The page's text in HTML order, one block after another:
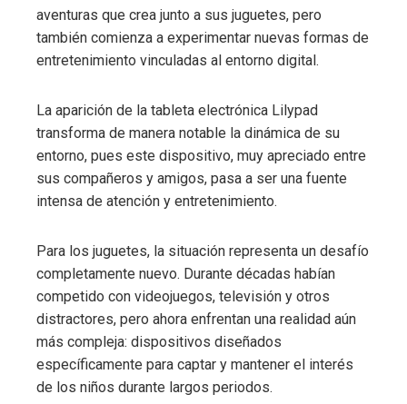
aventuras que crea junto a sus juguetes, pero
también comienza a experimentar nuevas formas de
entretenimiento vinculadas al entorno digital.
La aparición de la tableta electrónica Lilypad
transforma de manera notable la dinámica de su
entorno, pues este dispositivo, muy apreciado entre
sus compañeros y amigos, pasa a ser una fuente
intensa de atención y entretenimiento.
Para los juguetes, la situación representa un desafío
completamente nuevo. Durante décadas habían
competido con videojuegos, televisión y otros
distractores, pero ahora enfrentan una realidad aún
más compleja: dispositivos diseñados
específicamente para captar y mantener el interés
de los niños durante largos periodos.